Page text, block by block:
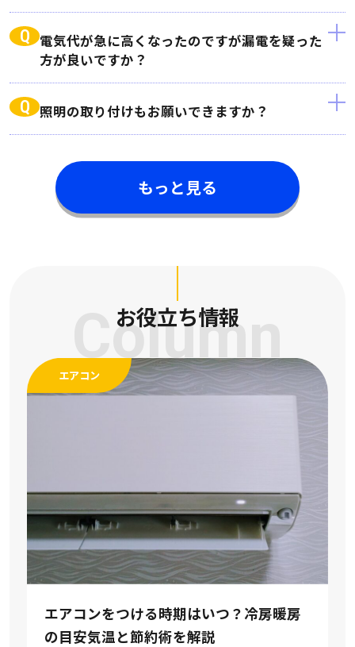
Q 電気代が急に高くなったのですが漏電を疑った
方が良いですか？
Q 照明の取り付けもお願いできますか？
もっと見る
Column
お役立ち情報
エアコン
エアコンをつける時期はいつ？冷房暖房
の目安気温と節約術を解説